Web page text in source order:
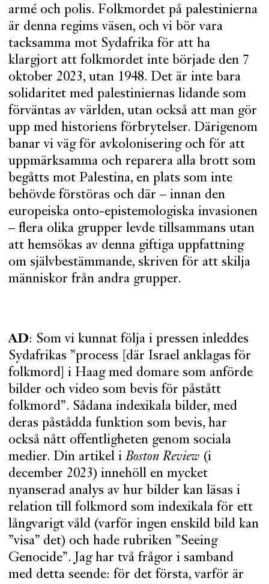
armé och polis. Folkmordet på palestinierna
är denna regims väsen, och vi bör vara
tacksamma mot Sydafrika för att ha
klargjort att folkmordet inte började den 7
oktober 2023, utan 1948. Det är inte bara
solidaritet med palestiniernas lidande som
förväntas av världen, utan också att man gör
upp med historiens förbrytelser. Därigenom
banar vi väg för avkolonisering och för att
uppmärksamma och reparera alla brott som
begåtts mot Palestina, en plats som inte
behövde förstöras och där – innan den
europeiska onto-epistemologiska invasionen
– flera olika grupper levde tillsammans utan
att hemsökas av denna giftiga uppfattning
om självbestämmande, skriven för att skilja
människor från andra grupper.
AD: Som vi kunnat följa i pressen inleddes
Sydafrikas ”process [där Israel anklagas för
folkmord] i Haag med domare som anförde
bilder och video som bevis för påstått
folkmord”. Sådana indexikala bilder, med
deras påstådda funktion som bevis, har
också nått offentligheten genom sociala
medier. Din artikel i Boston Review (i
december 2023) innehöll en mycket
nyanserad analys av hur bilder kan läsas i
relation till folkmord som indexikala för ett
långvarigt våld (varför ingen enskild bild kan
”visa” det) och hade rubriken ”Seeing
Genocide”. Jag har två frågor i samband
med detta seende: för det första, varför är